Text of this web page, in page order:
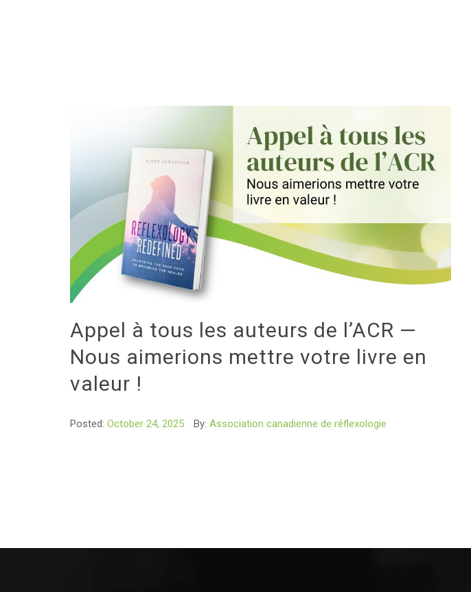
Appel à tous les auteurs de l’ACR —
Nous aimerions mettre votre livre en
valeur !
Posted: October 24, 2025 By: Association canadienne de réflexologie